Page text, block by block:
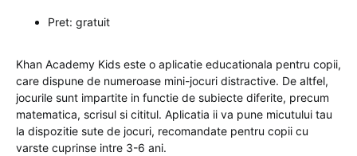
Pret: gratuit
Khan Academy Kids este o aplicatie educationala pentru copii,
care dispune de numeroase mini-jocuri distractive. De altfel,
jocurile sunt impartite in functie de subiecte diferite, precum
matematica, scrisul si cititul. Aplicatia ii va pune micutului tau
la dispozitie sute de jocuri, recomandate pentru copii cu
varste cuprinse intre 3-6 ani.